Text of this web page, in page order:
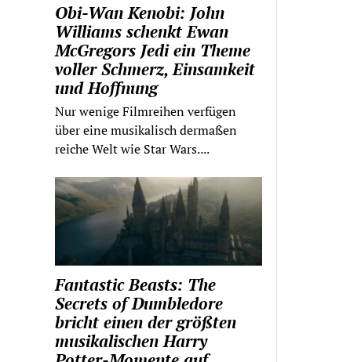
Obi-Wan Kenobi: John
Williams schenkt Ewan
McGregors Jedi ein Theme
voller Schmerz, Einsamkeit
und Hoffnung
Nur wenige Filmreihen verfügen
über eine musikalisch dermaßen
reiche Welt wie Star Wars....
Fantastic Beasts: The
Secrets of Dumbledore
bricht einen der größten
musikalischen Harry